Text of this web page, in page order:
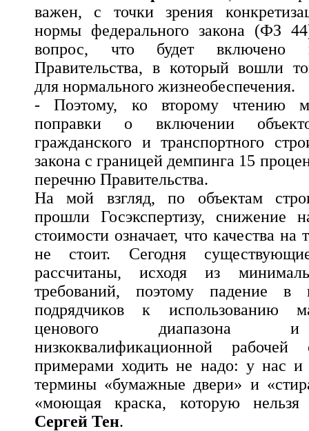
важен, с точки зрения
нормы федерального закона (ФЗ
вопрос, что будет включено
Правительства, в который вошли
для нормального жизнеобеспечения.
- Поэтому, ко второму чтению
поправки о включении
гражданского и транспортного
закона с границей демпинга 15
перечню Правительства.
На мой взгляд, по объектам
прошли Госэкспертизу, снижение
стоимости означает, что качества на
не стоит. Сегодня
рассчитаны, исходя из
требований, поэтому падение в
подрядчиков к использованию
ценового диапазона и
низкоквалификационной
примерами ходить не надо: у нас и
термины «бумажные двери» и
«моющая краска, которую
Сергей Тен.